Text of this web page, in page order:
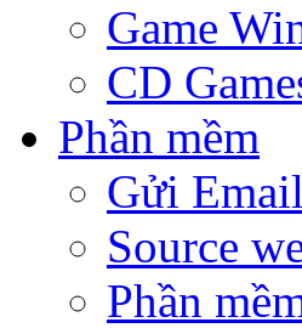
Game
CD
Phần mềm
Gửi
Source
Phần